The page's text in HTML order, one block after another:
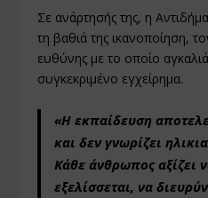
Σε ανάρτησής της, η
τη βαθιά της ικανοποίηση,
ευθύνης με το οποίο
συγκεκριμένο εγχείρημα.
«Η εκπαίδευση
και δεν γνωρίζει
Κάθε άνθρωπος αξίζει
εξελίσσεται, να